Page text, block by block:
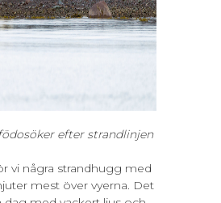
efter strandlinjen
vi några strandhugg med
mest över vyerna. Det